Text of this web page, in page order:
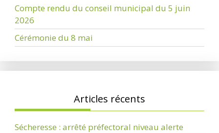
Compte rendu du conseil municipal du 5 juin
2026
Cérémonie du 8 mai
Articles récents
Sécheresse : arrêté préfectoral niveau alerte